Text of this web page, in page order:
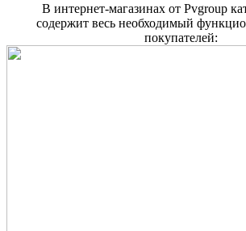
В интернет-магазинах от Pvgroup
содержит весь необходимый
покупателей: